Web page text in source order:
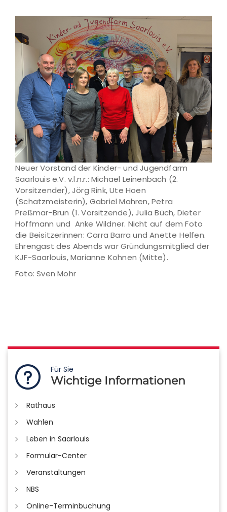
Neuer Vorstand der Kinder- und Jugendfarm
Saarlouis e.V. v.l.n.r.: Michael Leinenbach (2.
Vorsitzender), Jörg Rink, Ute Hoen
(Schatzmeisterin), Gabriel Mahren, Petra
Preßmar-Brun (1. Vorsitzende), Julia Büch, Dieter
Hoffmann und Anke Wildner. Nicht auf dem Foto
die Beisitzerinnen: Carra Barra und Anette Helfen.
Ehrengast des Abends war Gründungsmitglied der
KJF-Saarlouis, Marianne Kohnen (Mitte).
Foto: Sven Mohr
Für Sie
Wichtige Informationen
Rathaus
Wahlen
Leben in Saarlouis
Formular-Center
Veranstaltungen
NBS
Online-Terminbuchung